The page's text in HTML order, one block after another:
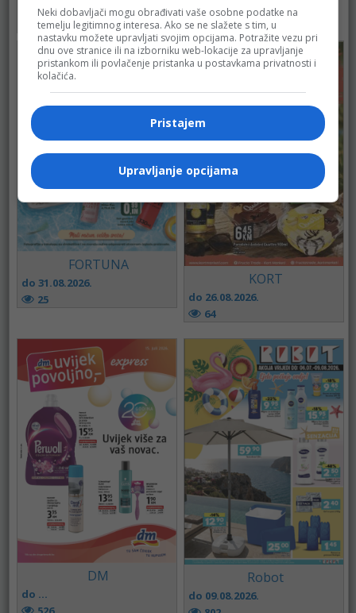
do 10.08.2026.
42
FORTUNA
do 31.08.2026.
25
KORT
do 26.08.2026.
64
DM
do ...
Robot
do 09.08.2026.
Neki dobavljači mogu obrađivati vaše osobne podatke na
temelju legitimnog interesa. Ako se ne slažete s tim, u
nastavku možete upravljati svojim opcijama. Potražite vezu pri
dnu ove stranice ili na izborniku web-lokacije za upravljanje
pristankom ili povlačenje pristanka u postavkama privatnosti i
kolačića.
Pristajem
Upravljanje opcijama